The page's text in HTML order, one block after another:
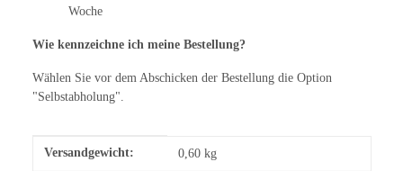
Woche
Wie kennzeichne ich meine Bestellung?
Wählen Sie vor dem Abschicken der Bestellung die Option
"Selbstabholung".
Produkteigenschaft
Wert
Versandgewicht: 0,60 kg